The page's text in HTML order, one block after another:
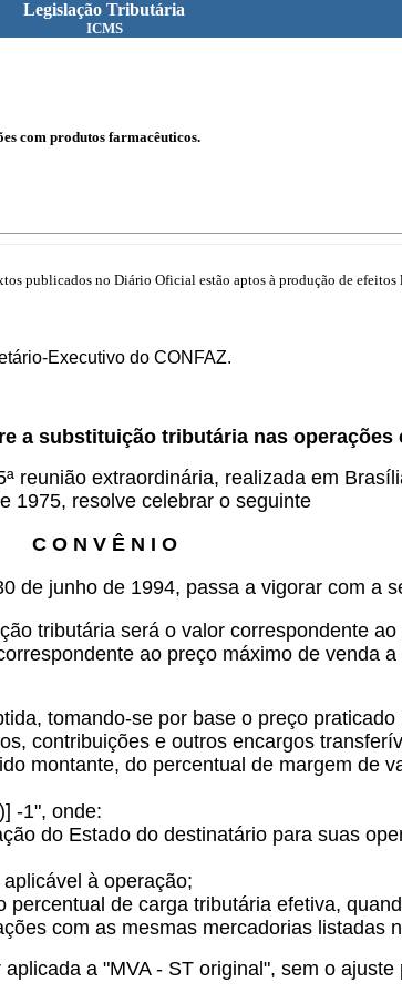
Legislação Tributária
ICMS
com produtos farmacêuticos.
publicados no Diário Oficial estão aptos à produção de efeitos
Executivo do CONFAZ.
a substituição tributária nas
reunião extraordinária, realizada em
1975, resolve celebrar o seguinte
C O N V Ê N I O
de junho de 1994, passa a vigorar com a
tributária será o valor correspondente
ao preço máximo de venda
tomando-se por base o preço
contribuições e outros encargos
montante, do percentual de margem de
-1", onde:
do Estado do destinatário para suas
à operação;
de carga tributária efetiva,
com as mesmas mercadorias listadas
a "MVA - ST original", sem o ajuste